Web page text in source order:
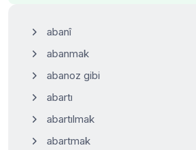
abanî
abanmak
abanoz gibi
abartı
abartılmak
abartmak